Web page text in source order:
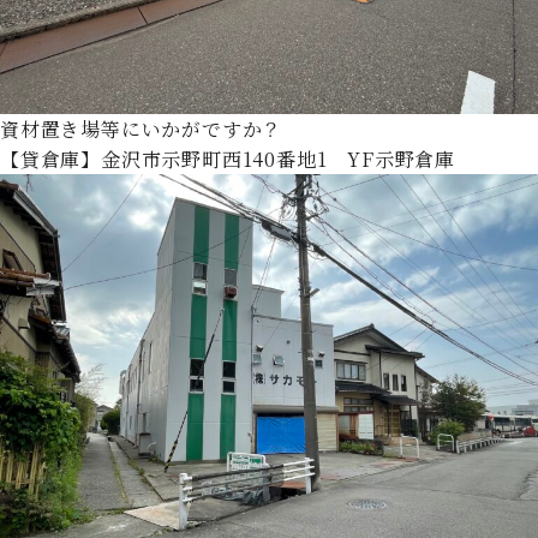
資材置き場等にいかがですか？
【貸倉庫】金沢市示野町西140番地1 YF示野倉庫